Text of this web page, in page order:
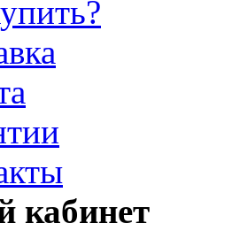
кабинет